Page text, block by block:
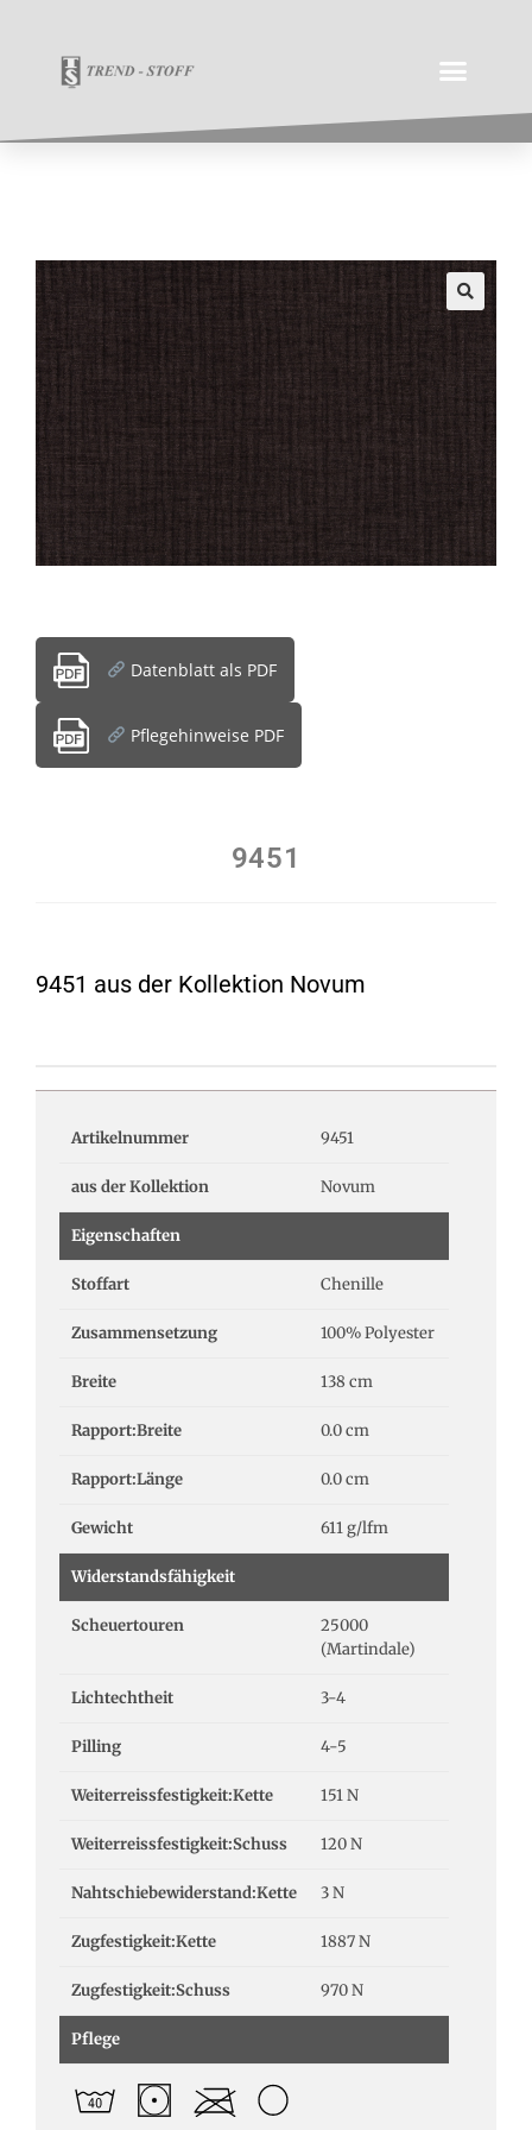
Datenblatt als PDF
Pflegehinweise PDF
9451
9451 aus der Kollektion Novum
Artikelnummer 9451
aus der Kollektion Novum
Eigenschaften
Stoffart Chenille
Zusammensetzung 100% Polyester
Breite 138 cm
Rapport:Breite 0.0 cm
Rapport:Länge 0.0 cm
Gewicht 611 g/lfm
Widerstandsfähigkeit
Scheuertouren
25000
(Martindale)
Lichtechtheit 3-4
Pilling 4-5
Weiterreissfestigkeit:Kette 151 N
Weiterreissfestigkeit:Schuss 120 N
Nahtschiebewiderstand:Kette 3 N
Zugfestigkeit:Kette 1887 N
Zugfestigkeit:Schuss 970 N
Pflege